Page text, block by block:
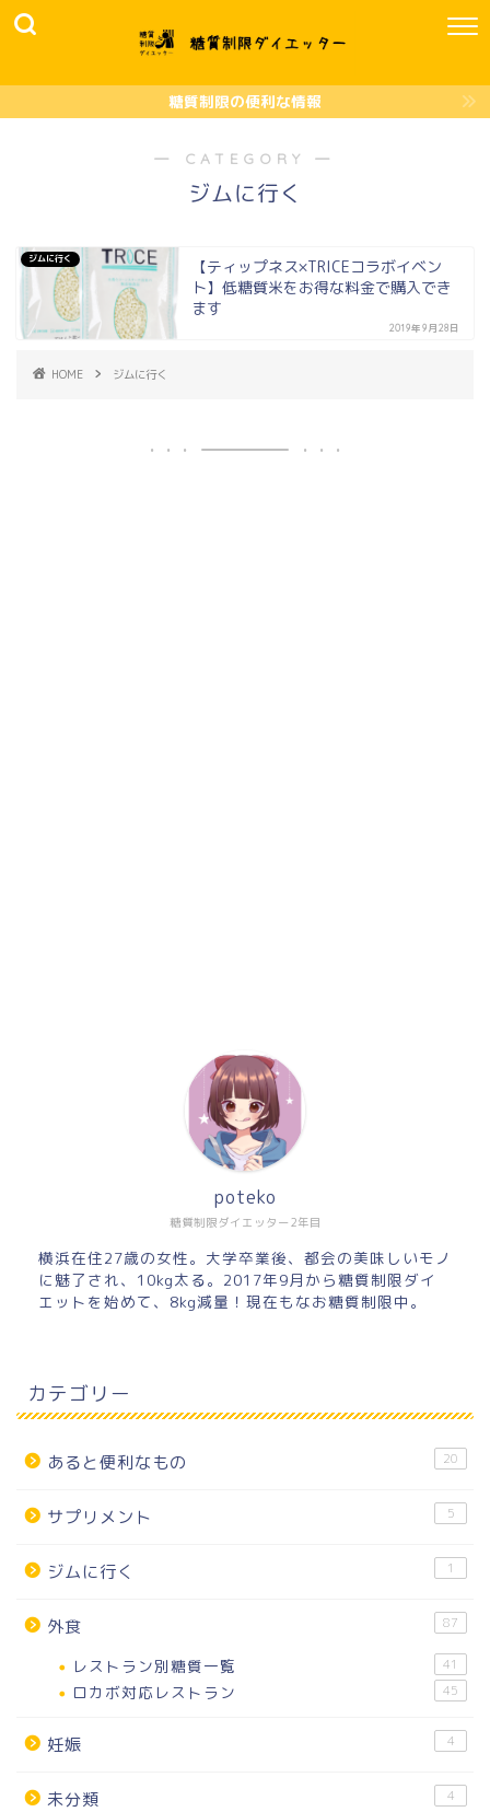
糖質制限の便利な情報
― CATEGORY ―
ジムに行く
ジムに行く
【ティップネス×TRICEコラボイベン
ト】低糖質米をお得な料金で購入でき
ます
2019年9月28日
HOME ジムに行く
糖質制限ダイエッター2年目
poteko
横浜在住27歳の女性。大学卒業後、都会の美味しいモノ
に魅了され、10kg太る。2017年9月から糖質制限ダイ
エットを始めて、8kg減量！現在もなお糖質制限中。
カテゴリー
あると便利なもの 20
サプリメント 5
ジムに行く 1
外食 87
レストラン別糖質一覧 41
ロカボ対応レストラン 45
妊娠 4
未分類 4